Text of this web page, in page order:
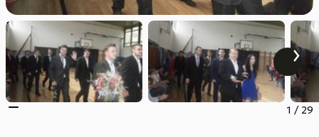
1 / 29